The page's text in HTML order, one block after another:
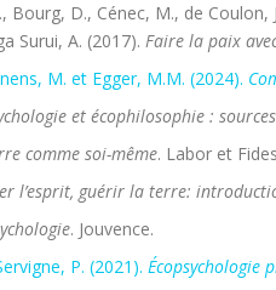
Bourg, D., Cénec, M., de
Surui, A. (2017). Faire la paix
M. et Egger, M.M. (2024).
et écophilosophie :
comme soi-même. Labor et
l’esprit, guérir la terre:
. Jouvence.
P. (2021). Écopsychologie